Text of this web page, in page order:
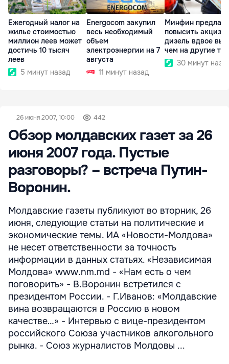
Ежегодный налог на
жилье стоимостью
миллион леев может
достичь 10 тысяч
леев
5 минут назад
Energocom закупил
весь необходимый
объем
электроэнергии на 7
августа
11 минут назад
Минфин
повысить акциз
дизель вдвое
чем на другие
30 минут
26 июня 2007, 10:00 442
Обзор молдавских газет за 26
июня 2007 года. Пустые
разговоры? – встреча Путин-
Воронин.
Молдавские газеты публикуют во вторник, 26
июня, следующие статьи на политические и
экономические темы. ИА «Новости-Молдова»
не несет ответственности за точность
информации в данных статьях. «Независимая
Молдова» www.nm.md - «Нам есть о чем
поговорить» - В.Воронин встретился с
президентом России. - Г.Иванов: «Молдавские
вина возвращаются в Россию в новом
качестве…» - Интервью с вице-президентом
российского Союза участников алкогольного
рынка. - Союз журналистов Молдовы ...